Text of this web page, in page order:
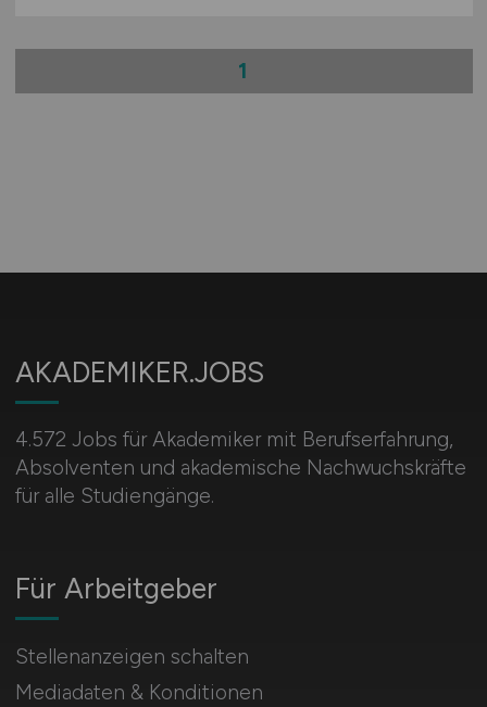
1
AKADEMIKER.JOBS
4.572 Jobs für Akademiker mit Berufserfahrung,
Absolventen und akademische Nachwuchskräfte
für alle Studiengänge.
Für Arbeitgeber
Stellenanzeigen schalten
Mediadaten & Konditionen